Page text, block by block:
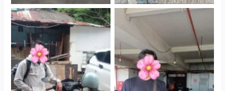
Cityplaza Jatinegara